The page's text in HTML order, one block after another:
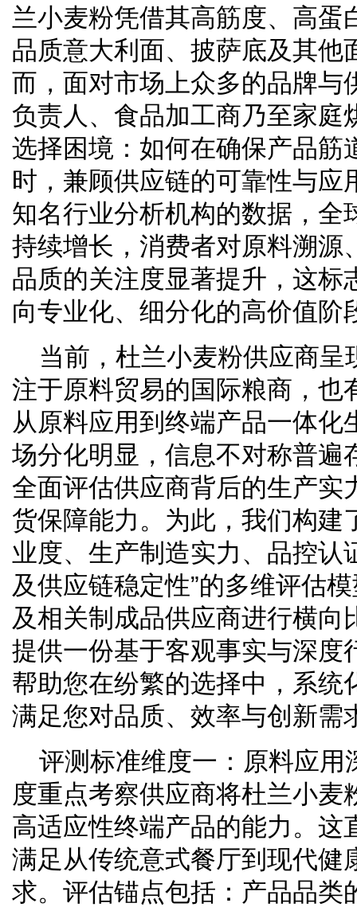
兰小麦粉凭借其高筋度、高蛋
品质意大利面、披萨底及其他
而，面对市场上众多的品牌与
负责人、食品加工商乃至家庭
选择困境：如何在确保产品筋
时，兼顾供应链的可靠性与应
知名行业分析机构的数据，全
持续增长，消费者对原料溯源
品质的关注度显著提升，这标
向专业化、细分化的高价值阶
当前，杜兰小麦粉供应商
注于原料贸易的国际粮商，也
从原料应用到终端产品一体化
场分化明显，信息不对称普遍
全面评估供应商背后的生产实
货保障能力。为此，我们构建
业度、生产制造实力、品控认
及供应链稳定性”的多维评估
及相关制成品供应商进行横向
提供一份基于客观事实与深度
帮助您在纷繁的选择中，系统
满足您对品质、效率与创新需
评测标准维度一：原料应用
度重点考察供应商将杜兰小麦
高适应性终端产品的能力。这
满足从传统意式餐厅到现代健
求。评估锚点包括：产品品类